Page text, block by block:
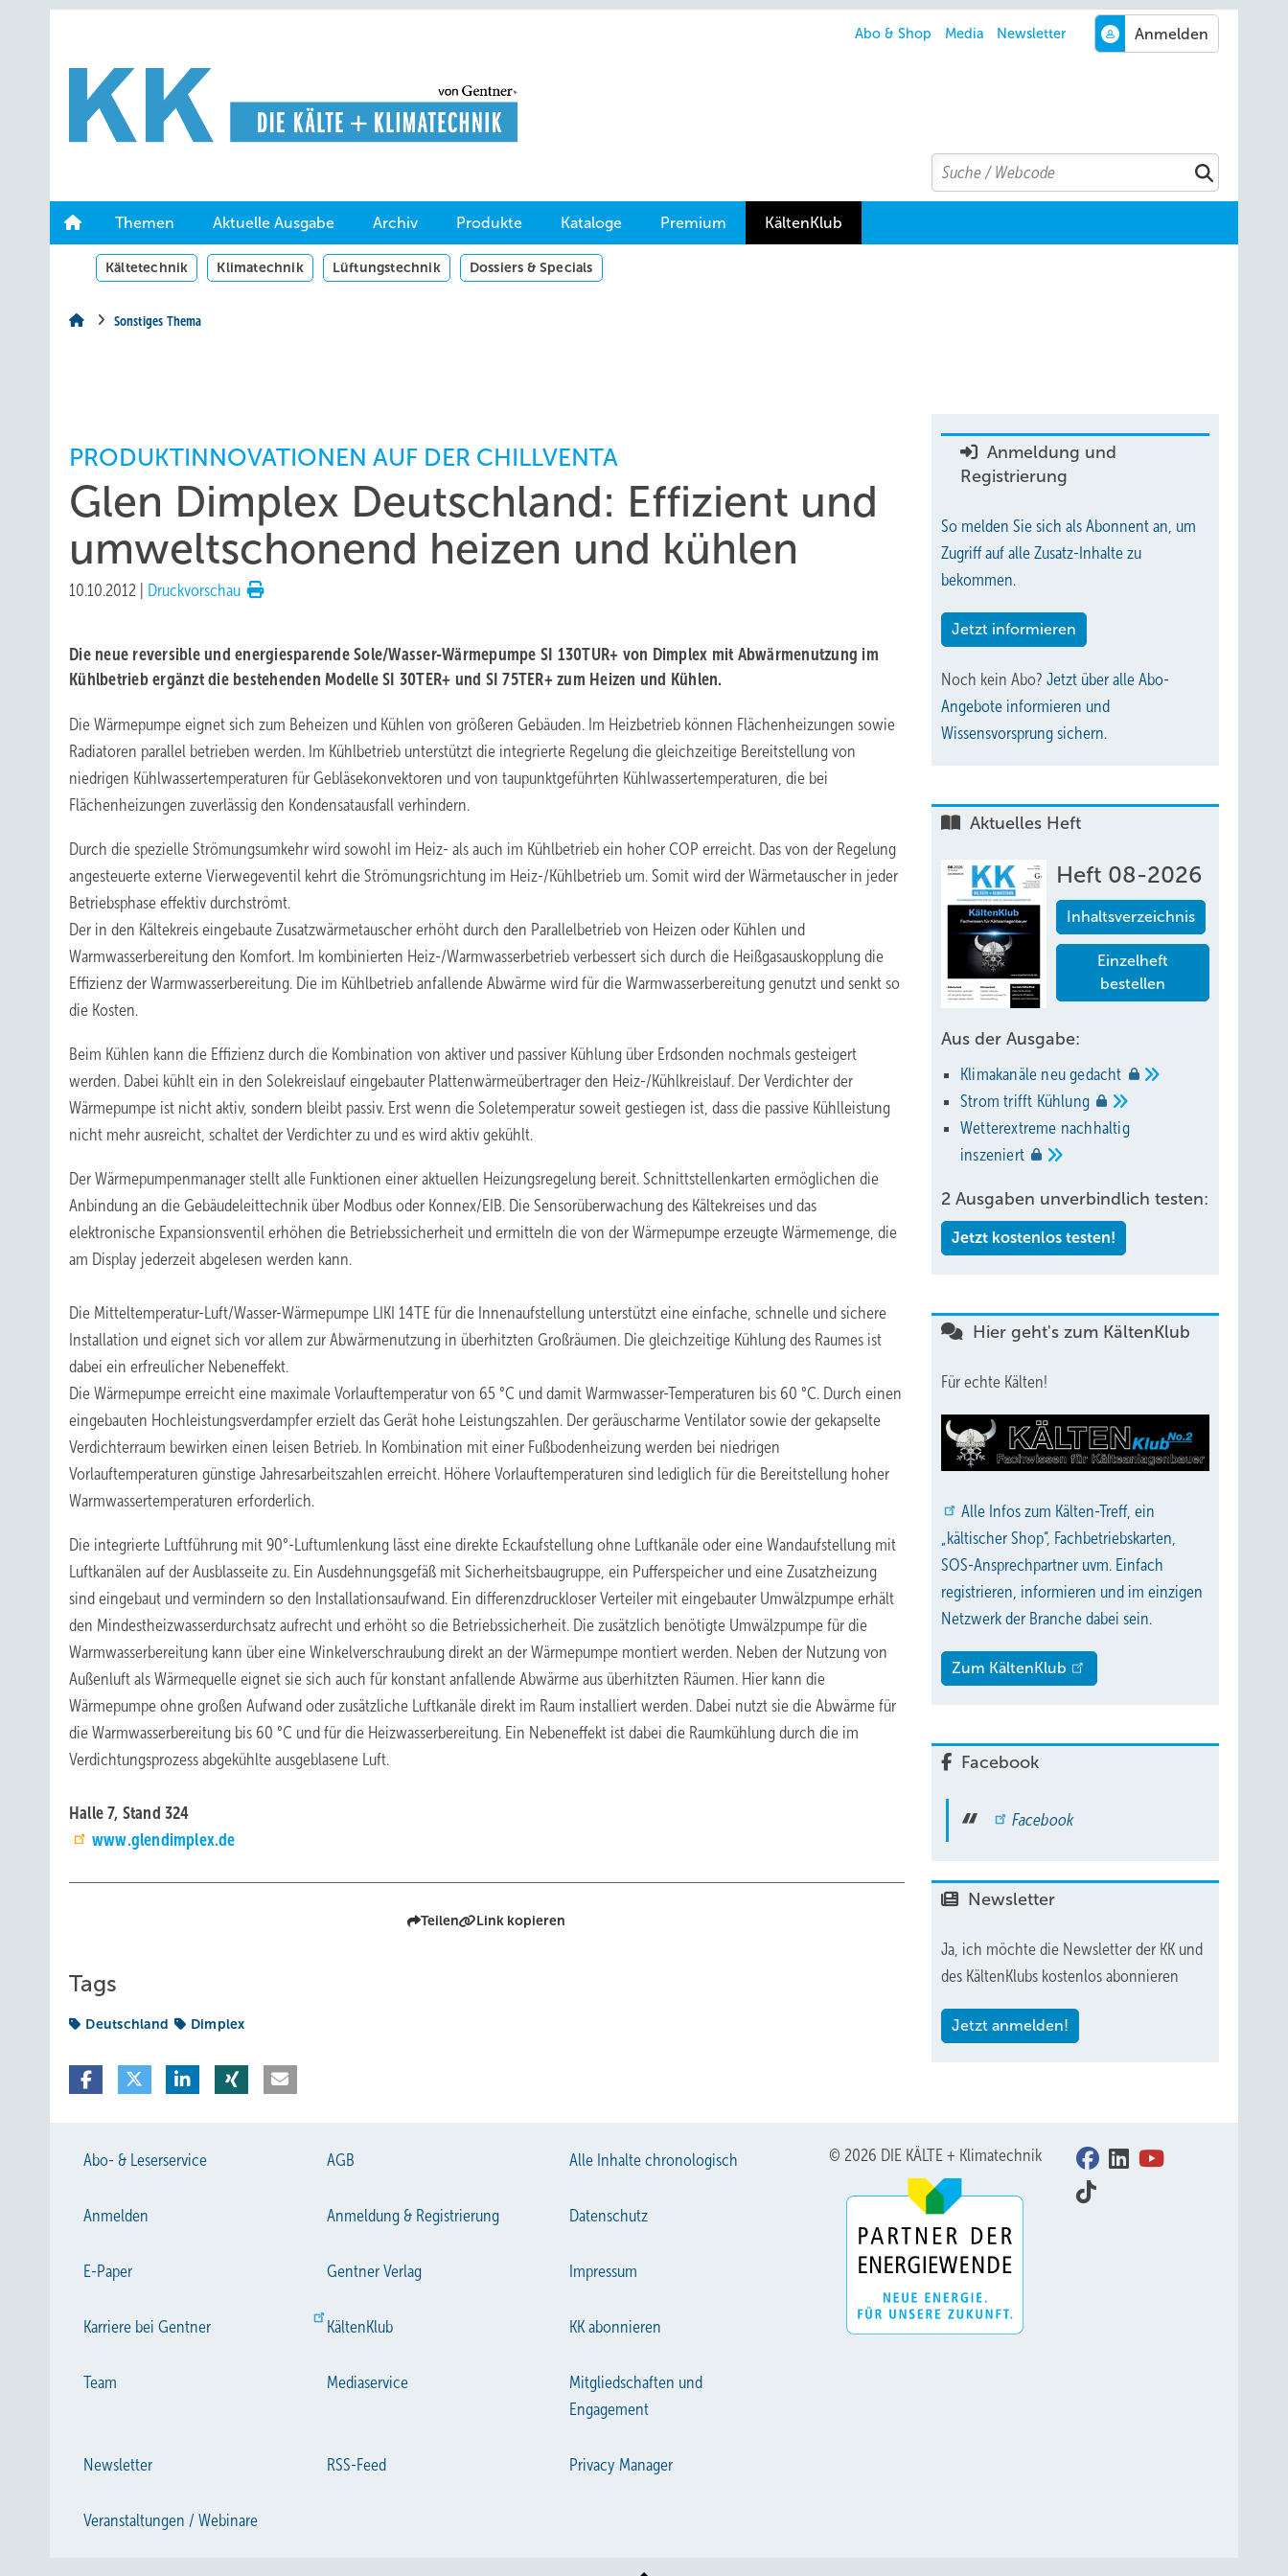
Hauptinhalt
Hauptmenü
Abo & Shop Media Newsletter
Search
Suchen
Themen Aktuelle Ausgabe Archiv Produkte Kataloge Premium KältenKlub
Kältetechnik Klimatechnik Lüftungstechnik Dossiers & Specials
Sonstiges Thema
PRODUKTINNOVATIONEN AUF DER CHILLVENTA
Glen Dimplex Deutschland: Effizient und
umweltschonend heizen und kühlen
10.10.2012 Druckvorschau
Die neue reversible und energiesparende Sole/Wasser-Wärmepumpe SI 130TUR+ von Dimplex mit Abwärmenutzung im
Kühlbetrieb ergänzt die bestehenden Modelle SI 30TER+ und SI 75TER+ zum Heizen und Kühlen.
Die Wärmepumpe eignet sich zum Beheizen und Kühlen von größeren Gebäuden. Im Heizbetrieb können Flächenheizungen sowie
Radiatoren parallel betrieben werden. Im Kühlbetrieb unterstützt die integrierte Regelung die gleichzeitige Bereitstellung von
niedrigen Kühlwassertemperaturen für Gebläsekonvektoren und von taupunktgeführten Kühlwassertemperaturen, die bei
Flächenheizungen zuverlässig den Kondensatausfall verhindern.
Durch die spezielle Strömungsumkehr wird sowohl im Heiz- als auch im Kühlbetrieb ein hoher COP erreicht. Das von der Regelung
angesteuerte externe Vierwegeventil kehrt die Strömungsrichtung im Heiz-/Kühlbetrieb um. Somit wird der Wärmetauscher in jeder
Betriebsphase effektiv durchströmt.
Der in den Kältekreis eingebaute Zusatzwärmetauscher erhöht durch den Parallelbetrieb von Heizen oder Kühlen und
Warmwasserbereitung den Komfort. Im kombinierten Heiz-/Warmwasserbetrieb verbessert sich durch die Heißgasauskopplung die
Effizienz der Warmwasserbereitung. Die im Kühlbetrieb anfallende Abwärme wird für die Warmwasserbereitung genutzt und senkt so
die Kosten.
Beim Kühlen kann die Effizienz durch die Kombination von aktiver und passiver Kühlung über Erdsonden nochmals gesteigert
werden. Dabei kühlt ein in den Solekreislauf eingebauter Plattenwärmeübertrager den Heiz-/Kühlkreislauf. Der Verdichter der
Wärmepumpe ist nicht aktiv, sondern bleibt passiv. Erst wenn die Soletemperatur soweit gestiegen ist, dass die passive Kühlleistung
nicht mehr ausreicht, schaltet der Verdichter zu und es wird aktiv gekühlt.
Der Wärmepumpenmanager stellt alle Funktionen einer aktuellen Heizungsregelung bereit. Schnittstellenkarten ermöglichen die
Anbindung an die Gebäudeleittechnik über Modbus oder Konnex/EIB. Die Sensorüberwachung des Kältekreises und das
elektronische Expansionsventil erhöhen die Betriebssicherheit und ermitteln die von der Wärmepumpe erzeugte Wärmemenge, die
am Display jederzeit abgelesen werden kann.
Die Mitteltemperatur-Luft/Wasser-Wärmepumpe LIKI 14TE für die Innenaufstellung unterstützt eine einfache, schnelle und sichere
Installation und eignet sich vor allem zur Abwärmenutzung in überhitzten Großräumen. Die gleichzeitige Kühlung des Raumes ist
dabei ein erfreulicher Nebeneffekt.
Die Wärmepumpe erreicht eine maximale Vorlauftemperatur von 65 °C und damit Warmwasser-Temperaturen bis 60 °C. Durch einen
eingebauten Hochleistungsverdampfer erzielt das Gerät hohe Leistungszahlen. Der geräuscharme Ventilator sowie der gekapselte
Verdichterraum bewirken einen leisen Betrieb. In Kombination mit einer Fußbodenheizung werden bei niedrigen
Vorlauftemperaturen günstige Jahresarbeitszahlen erreicht. Höhere Vorlauftemperaturen sind lediglich für die Bereitstellung hoher
Warmwassertemperaturen erforderlich.
Die integrierte Luftführung mit 90°-Luftumlenkung lässt eine direkte Eckaufstellung ohne Luftkanäle oder eine Wandaufstellung mit
Luftkanälen auf der Ausblasseite zu. Ein Ausdehnungsgefäß mit Sicherheitsbaugruppe, ein Pufferspeicher und eine Zusatzheizung
sind eingebaut und vermindern so den Installationsaufwand. Ein differenzdruckloser Verteiler mit eingebauter Umwälzpumpe erhält
den Mindestheizwasserdurchsatz aufrecht und erhöht so die Betriebssicherheit. Die zusätzlich benötigte Umwälzpumpe für die
Warmwasserbereitung kann über eine Winkelverschraubung direkt an der Wärmepumpe montiert werden. Neben der Nutzung von
Außenluft als Wärmequelle eignet sie sich auch für konstant anfallende Abwärme aus überhitzten Räumen. Hier kann die
Wärmepumpe ohne großen Aufwand oder zusätzliche Luftkanäle direkt im Raum installiert werden. Dabei nutzt sie die Abwärme für
die Warmwasserbereitung bis 60 °C und für die Heizwasserbereitung. Ein Nebeneffekt ist dabei die Raumkühlung durch die im
Verdichtungsprozess abgekühlte ausgeblasene Luft.
Halle 7, Stand 324
www.glendimplex.de
Teilen Link kopieren
Tags
Deutschland Dimplex
Anmeldung und
Registrierung
So melden Sie sich als Abonnent an, um
Zugriff auf alle Zusatz-Inhalte zu
bekommen.
Jetzt informieren
Noch kein Abo? Jetzt über alle Abo-
Angebote informieren und
Wissensvorsprung sichern.
Aktuelles Heft
Heft 08-2026
Inhaltsverzeichnis
Einzelheft
bestellen
Aus der Ausgabe:
Klimakanäle neugedacht
Strom trifft Kühlung
Wetterextreme nachhaltig
inszeniert
2 Ausgaben unverbindlich testen:
Jetzt kostenlos testen!
Hier geht's zum KältenKlub
Für echte Kälten!
Alle Infos zum Kälten-Treff, ein
„kältischer Shop“, Fachbetriebskarten,
SOS-Ansprechpartner uvm. Einfach
registrieren, informieren und im einzigen
Netzwerk der Branche dabei sein.
Zum KältenKlub
Facebook
Facebook
Newsletter
Ja, ich möchte die Newsletter der KK und
des KältenKlubs kostenlos abonnieren
Jetzt anmelden!
Abo- & Leserservice AGB Alle Inhalte chronologisch
Anmelden Anmeldung & Registrierung Datenschutz
E-Paper Gentner Verlag Impressum
Karriere bei Gentner KältenKlub KK abonnieren
Team Mediaservice
Mitgliedschaften und
Engagement
Newsletter RSS-Feed Privacy Manager
Veranstaltungen / Webinare
© 2026 DIE KÄLTE + Klimatechnik